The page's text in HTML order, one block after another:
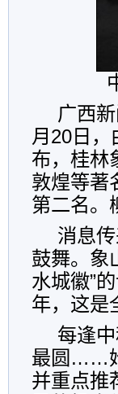
广西
月20日，
布，桂林
敦煌等著
第二名。
消息
鼓舞。象
水城徽”
年，这是
每逢
最圆……
并重点推